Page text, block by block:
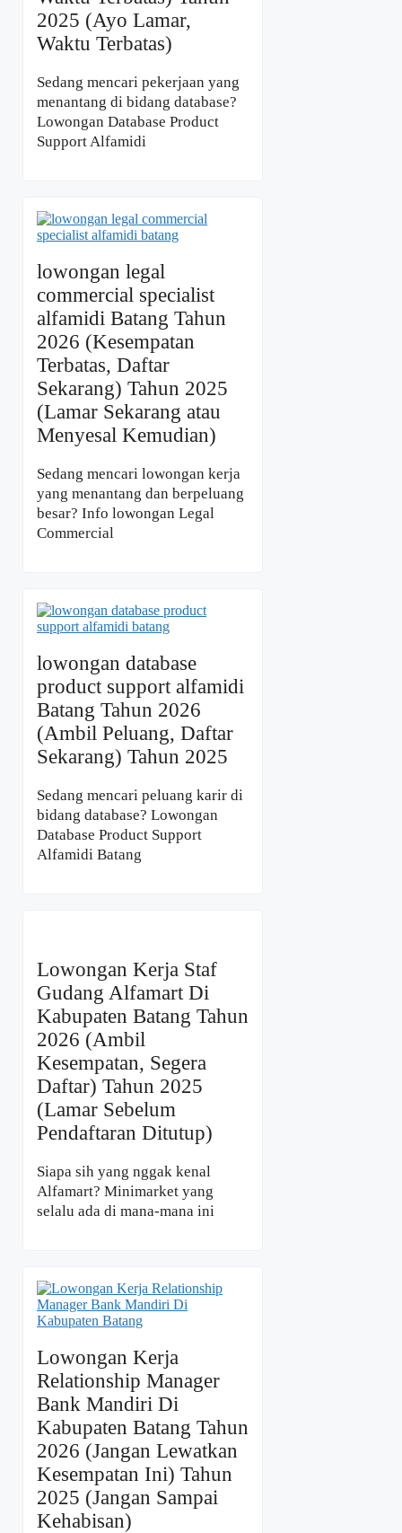
2025 (Ayo Lamar,
Waktu Terbatas)
Sedang mencari pekerjaan yang
menantang di bidang database?
Lowongan Database Product
Support Alfamidi
lowongan legal
commercial specialist
alfamidi Batang Tahun
2026 (Kesempatan
Terbatas, Daftar
Sekarang) Tahun 2025
(Lamar Sekarang atau
Menyesal Kemudian)
Sedang mencari lowongan kerja
yang menantang dan berpeluang
besar? Info lowongan Legal
Commercial
lowongan database
product support alfamidi
Batang Tahun 2026
(Ambil Peluang, Daftar
Sekarang) Tahun 2025
Sedang mencari peluang karir di
bidang database? Lowongan
Database Product Support
Alfamidi Batang
Lowongan Kerja Staf
Gudang Alfamart Di
Kabupaten Batang Tahun
2026 (Ambil
Kesempatan, Segera
Daftar) Tahun 2025
(Lamar Sebelum
Pendaftaran Ditutup)
Siapa sih yang nggak kenal
Alfamart? Minimarket yang
selalu ada di mana-mana ini
Lowongan Kerja
Relationship Manager
Bank Mandiri Di
Kabupaten Batang Tahun
2026 (Jangan Lewatkan
Kesempatan Ini) Tahun
2025 (Jangan Sampai
Kehabisan)